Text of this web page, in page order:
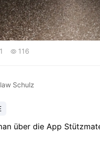
 116
Schulz
über die App